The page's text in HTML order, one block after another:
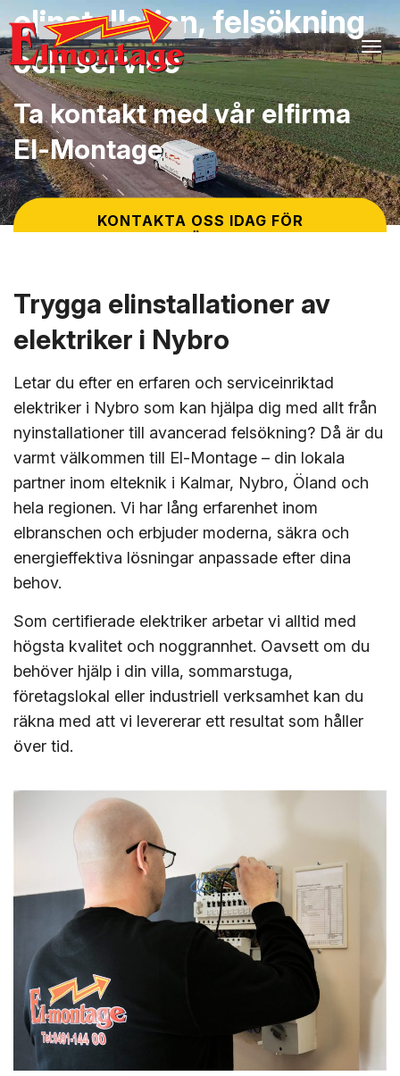
elinstallation, felsökning
och service
Ta kontakt med vår elfirma
El-Montage
KONTAKTA OSS IDAG FÖR
PRISFÖRSLAG
Trygga elinstallationer av
elektriker i Nybro
Letar du efter en erfaren och serviceinriktad
elektriker i Nybro som kan hjälpa dig med allt från
nyinstallationer till avancerad felsökning? Då är du
varmt välkommen till El-Montage – din lokala
partner inom elteknik i Kalmar, Nybro, Öland och
hela regionen. Vi har lång erfarenhet inom
elbranschen och erbjuder moderna, säkra och
energieffektiva lösningar anpassade efter dina
behov.
Som certifierade elektriker arbetar vi alltid med
högsta kvalitet och noggrannhet. Oavsett om du
behöver hjälp i din villa, sommarstuga,
företagslokal eller industriell verksamhet kan du
räkna med att vi levererar ett resultat som håller
över tid.